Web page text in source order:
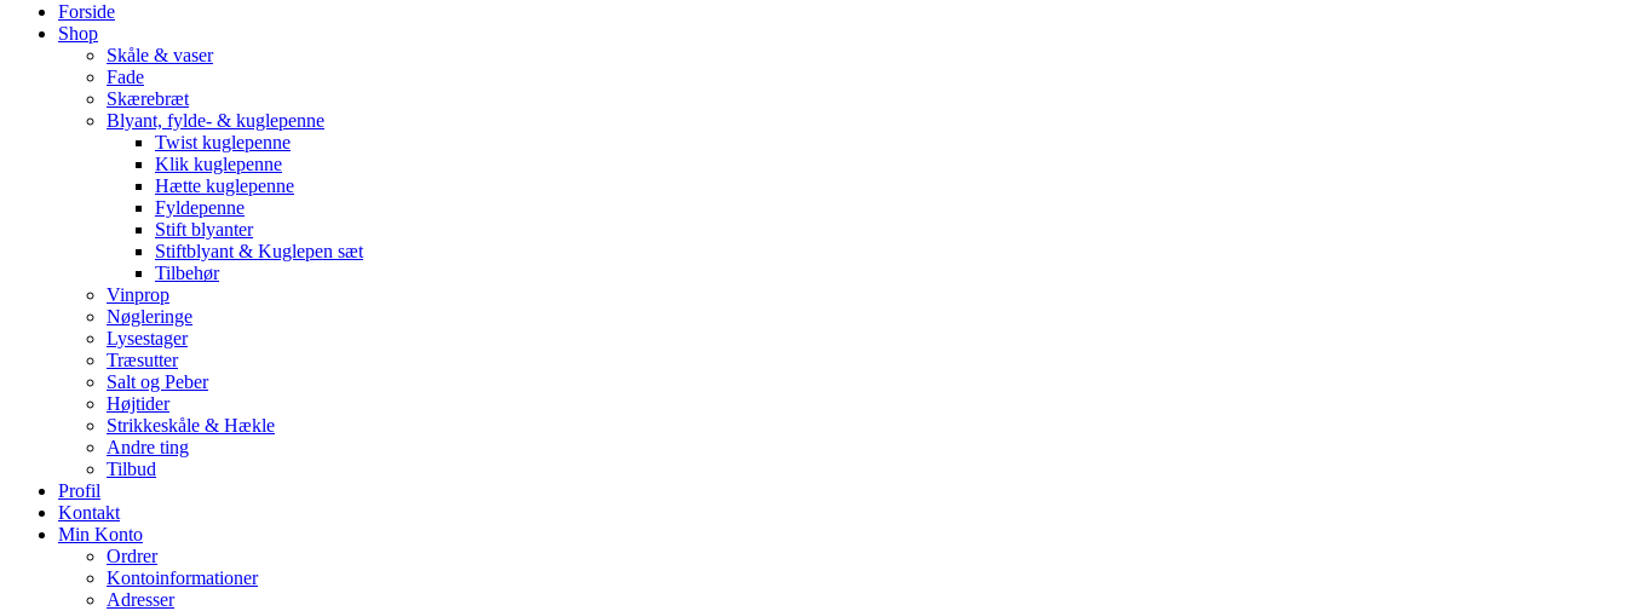
Forside
Shop
Skåle & vaser
Fade
Skærebræt
Blyant, fylde- & kuglepenne
Twist kuglepenne
Klik kuglepenne
Hætte kuglepenne
Fyldepenne
Stift blyanter
Stiftblyant & Kuglepen sæt
Tilbehør
Vinprop
Nøgleringe
Lysestager
Træsutter
Salt og Peber
Højtider
Strikkeskåle & Hækle
Andre ting
Tilbud
Profil
Kontakt
Min Konto
Ordrer
Kontoinformationer
Adresser